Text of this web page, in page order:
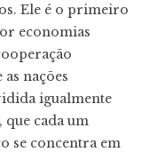
Ele é o primeiro
economias
nações
igualmente
que cada um
se concentra em